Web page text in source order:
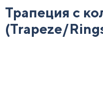
Трапеция с
(Trapeze/